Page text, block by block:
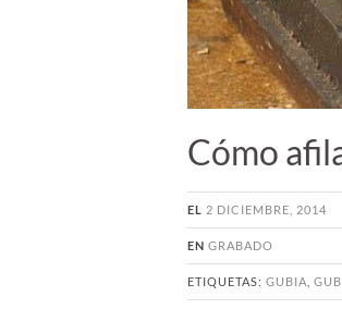
Cómo
EL 2 DICIEMBRE, 2014
EN GRABADO
ETIQUETAS: GUBIA